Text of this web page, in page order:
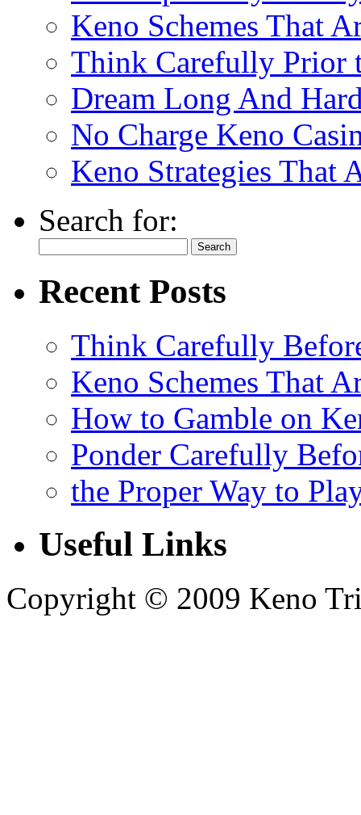
Keno Schemes That
Think Carefully Prior
Dream Long And
No Charge Keno
Keno Strategies That
Search for:
Recent Posts
Think Carefully
Keno Schemes That
How to Gamble on
Ponder Carefully
the Proper Way to
Useful Links
Copyright © 2009 Keno